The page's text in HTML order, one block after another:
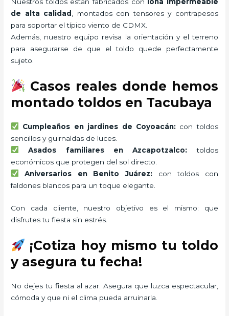
de alta calidad
, montados con tensores y contrapesos
para soportar el típico viento de CDMX.
Además, nuestro equipo revisa la orientación y el terreno
para asegurarse de que el toldo quede perfectamente
sujeto.
Casos reales donde hemos
montado toldos en Tacubaya
Cumpleaños en jardines de Coyoacán: con toldos
sencillos y guirnaldas de luces.
Asados familiares en Azcapotzalco: toldos
económicos que protegen del sol directo.
Aniversarios en Benito Juárez: con toldos con
faldones blancos para un toque elegante.
Con cada cliente, nuestro objetivo es el mismo: que
disfrutes tu fiesta sin estrés.
¡Cotiza hoy mismo tu toldo
y asegura tu fecha!
No dejes tu fiesta al azar. Asegura que luzca espectacular,
cómoda y que ni el clima pueda arruinarla.